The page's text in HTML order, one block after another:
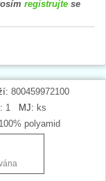
registrujte se
800459972100
1 MJ: ks
100% polyamid